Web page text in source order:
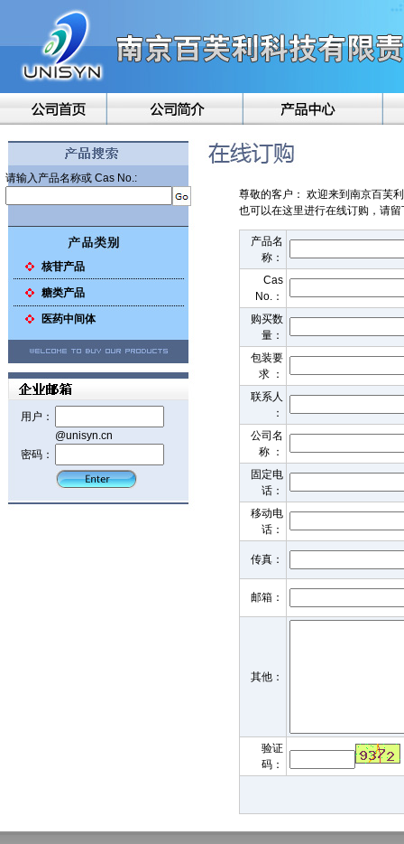
请输入产品名称或 Cas No.:
核苷产品
糖类产品
医药中间体
用户：
@unisyn.cn
密码：
尊敬的客户： 欢迎来到南京百芙
也可以在这里进行在线订购，请
产品名
称：
Cas
No.：
购买数
量：
包装要
求 ：
联系人
：
公司名
称 ：
固定电
话：
移动电
话：
传真：
邮箱：
其他：
验证
码：